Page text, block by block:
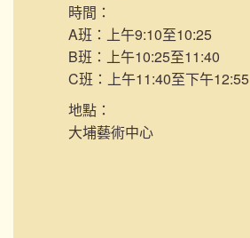
時間：
A班：上午9:10至10:25
B班：上午10:25至11:40
C班：上午11:40至下午12:55
地點：
大埔藝術中心